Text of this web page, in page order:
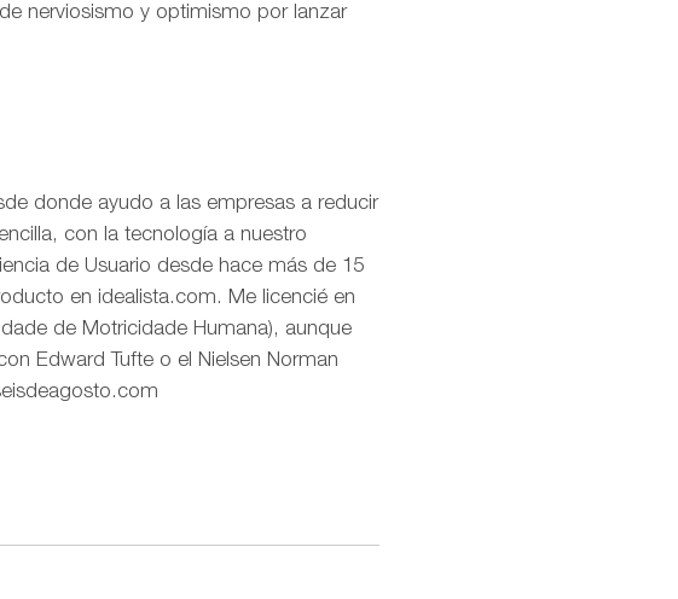
nerviosismo y optimismo por lanzar
donde ayudo a las empresas a reducir
con la tecnología a nuestro
de Usuario desde hace más de 15
en idealista.com. Me licencié en
de Motricidade Humana), aunque
Edward Tufte o el Nielsen Norman